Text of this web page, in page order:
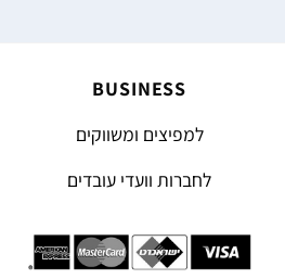
BUSINESS
למפיצים ומשווקים
לחברות וועדי עובדים